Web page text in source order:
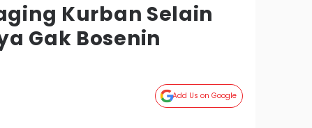
Kurban Selain
Gak Bosenin
Add Us on Google